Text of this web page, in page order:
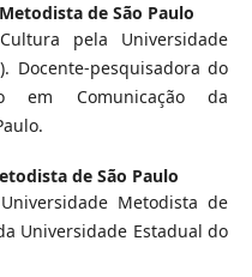
de São Paulo
pela Universidade
Docente-pesquisadora do
em Comunicação da
de São Paulo
Metodista de
Universidade Estadual do